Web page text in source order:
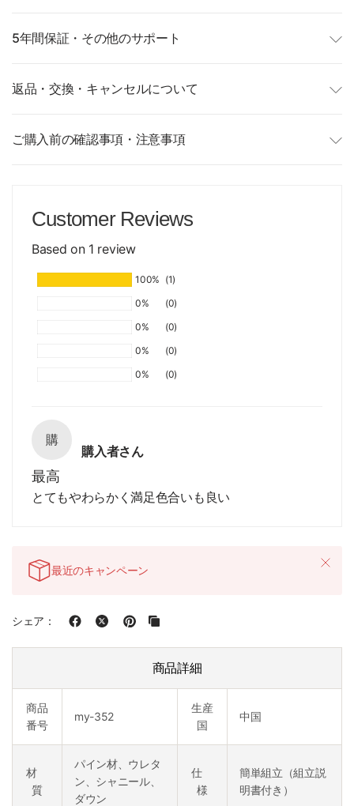
5年間保証・その他のサポート
返品・交換・キャンセルについて
ご購入前の確認事項・注意事項
Customer Reviews
Based on 1 review
100% (1)
0%
(0)
0%
(0)
0%
(0)
0%
(0)
購
購入者さん
最高
とてもやわらかく満足色合いも良い
最近のキャンペーン
シェア：
商品詳細
商品
番号
my-352
生産
国
中国
材
質
パイン材、ウレタ
ン、シャニール、
ダウン
仕
様
簡単組立（組立説
明書付き）